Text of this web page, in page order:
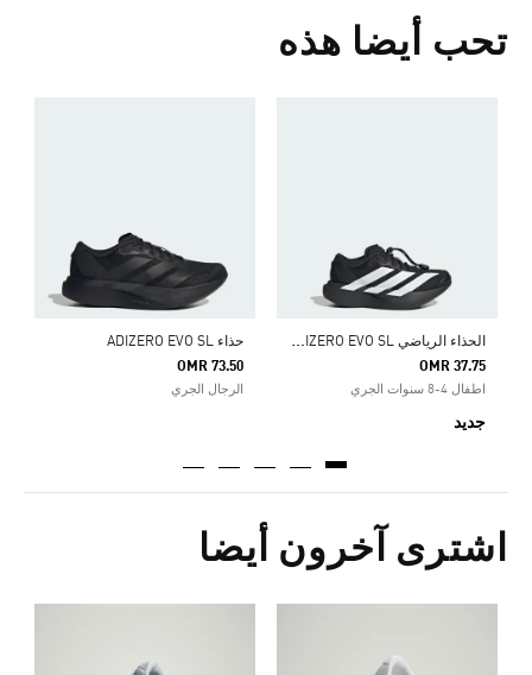
تحب أيضا هذه
ا
لحذاء الرياضي ADIZERO EVO SL للأطفال
OMR 37.75
اطفال 4-8 سنوات الجري
جديد
حذاء ADIZERO EVO SL
OMR 73.50
الرجال الجري
اشترى آخرون أيضا